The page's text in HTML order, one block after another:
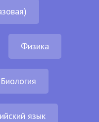
Физика
Биология
язык